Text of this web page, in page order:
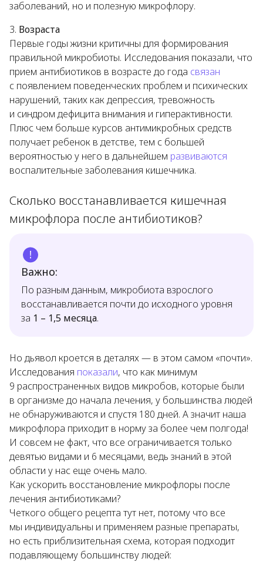
заболеваний, но и полезную микрофлору.
Возраста
Первые годы жизни критичны для формирования
правильной микробиоты. Исследования показали, что
прием антибиотиков в возрасте до года связан
с появлением поведенческих проблем и психических
нарушений, таких как депрессия, тревожность
и синдром дефицита внимания и гиперактивности.
Плюс чем больше курсов антимикробных средств
получает ребенок в детстве, тем с большей
вероятностью у него в дальнейшем развиваются
воспалительные заболевания кишечника.
Сколько восстанавливается кишечная
микрофлора после антибиотиков?
Важно:
По разным данным, микробиота взрослого
восстанавливается почти до исходного уровня
за 1 – 1,5 месяца.
Но дьявол кроется в деталях — в этом самом «почти».
Исследования показали, что как минимум
9 распространенных видов микробов, которые были
в организме до начала лечения, у большинства людей
не обнаруживаются и спустя 180 дней. А значит наша
микрофлора приходит в норму за более чем полгода!
И совсем не факт, что все ограничивается только
девятью видами и 6 месяцами, ведь знаний в этой
области у нас еще очень мало.
Как ускорить восстановление микрофлоры после
лечения антибиотиками?
Четкого общего рецепта тут нет, потому что все
мы индивидуальны и применяем разные препараты,
но есть приблизительная схема, которая подходит
подавляющему большинству людей: